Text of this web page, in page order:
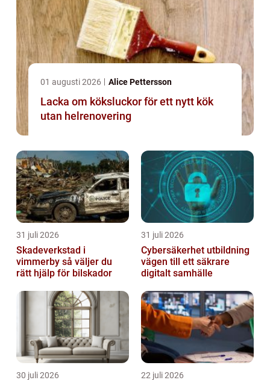
01 augusti 2026 Alice Pettersson
Lacka om köksluckor för ett nytt kök
utan helrenovering
31 juli 2026
Skadeverkstad i
vimmerby så väljer du
rätt hjälp för bilskador
31 juli 2026
Cybersäkerhet utbildning
vägen till ett säkrare
digitalt samhälle
30 juli 2026 22 juli 2026